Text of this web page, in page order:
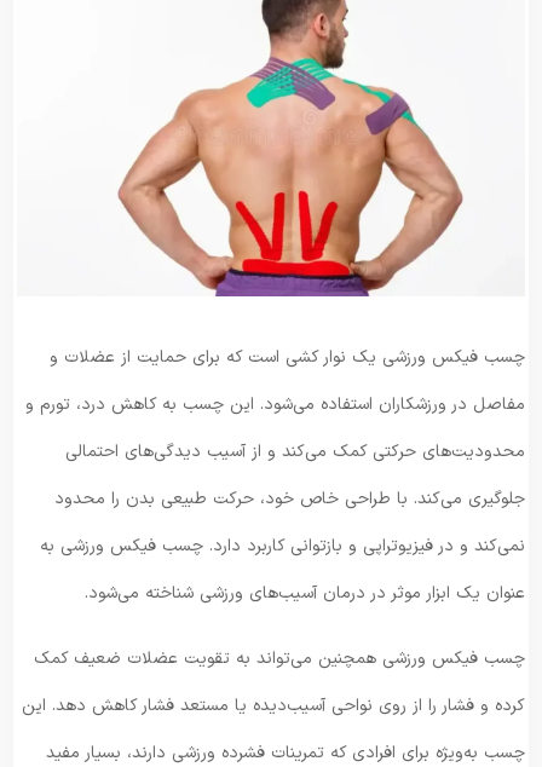
چسب فیکس ورزشی یک نوار کشی است که برای حمایت از عضلات و
مفاصل در ورزشکاران استفاده می‌شود. این چسب به کاهش درد، تورم و
محدودیت‌های حرکتی کمک می‌کند و از آسیب ‌دیدگی‌های احتمالی
جلوگیری می‌کند. با طراحی خاص خود، حرکت طبیعی بدن را محدود
نمی‌کند و در فیزیوتراپی و بازتوانی کاربرد دارد. چسب فیکس ورزشی به
عنوان یک ابزار موثر در درمان آسیب‌های ورزشی شناخته می‌شود.
چسب فیکس ورزشی همچنین می‌تواند به تقویت عضلات ضعیف کمک
کرده و فشار را از روی نواحی آسیب‌دیده یا مستعد فشار کاهش دهد. این
چسب به‌ویژه برای افرادی که تمرینات فشرده ورزشی دارند، بسیار مفید